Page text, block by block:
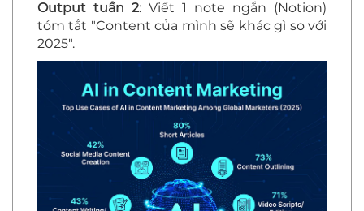
Output tuần 2: Viết 1 note ngắn (Notion)
tóm tắt "Content của mình sẽ khác gì so với
2025".